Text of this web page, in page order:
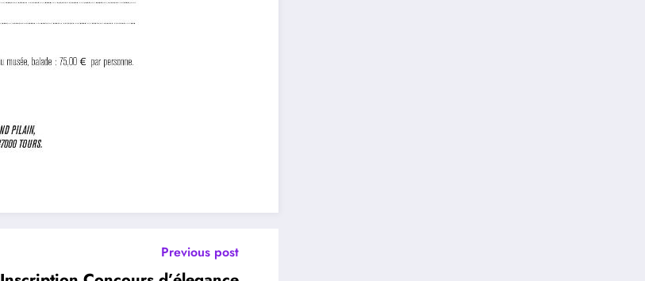
Previous post